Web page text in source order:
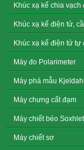
Khúc xạ kế chia vạch
Khúc xạ kế điện tử,
Khúc xạ kế điện tử tự
Máy đo Polarimeter
Máy phá mẫu Kjeldahl
Máy chưng cất đạm
Máy chiết béo Soxhlet
Máy chiết sơ